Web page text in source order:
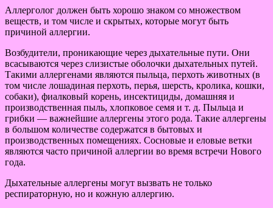
Аллерголог должен быть хорошо знаком со множеством
веществ, и том числе и скрытых, которые могут быть
причиной аллергии.
Возбудители, проникающие через дыхательные пути. Они
всасываются через слизистые оболочки дыхательных путей.
Такими аллергенами являются пыльца, перхоть животных (в
том числе лошадиная перхоть, перья, шерсть, кролика, кошки,
собаки), фиалковый корень, инсектициды, домашняя и
производственная пыль, хлопковое семя и т. д. Пыльца и
грибки — важнейшие аллергены этого рода. Такие аллергены
в большом количестве содержатся в бытовых и
производственных помещениях. Сосновые и еловые ветки
являются часто причиной аллергии во время встречи Нового
года.
Дыхательные аллергены могут вызвать не только
респираторную, но и кожную аллергию.